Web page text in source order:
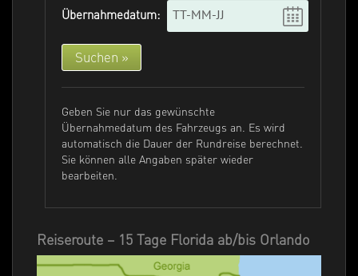
Übernahmedatum:
Geben Sie nur das gewünschte
Übernahmedatum des Fahrzeugs an. Es wird
automatisch die Dauer der Rundreise berechnet.
Sie können alle Angaben später wieder
bearbeiten.
Reiseroute – 15 Tage Florida ab/bis Orlando